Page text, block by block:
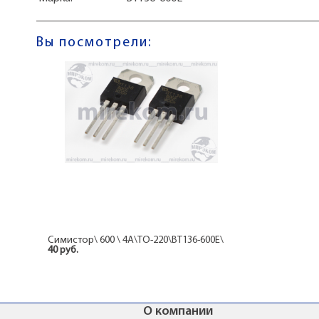
Вы посмотрели:
Симистор\ 600 \ 4А\TO-220\BT136-600E\
40 руб.
О компании